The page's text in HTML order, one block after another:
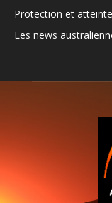
Protection et
Les news